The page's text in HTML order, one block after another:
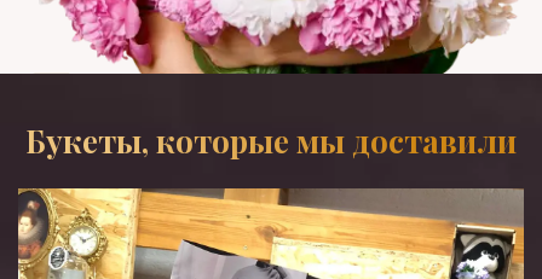
Букеты, которые мы доставили